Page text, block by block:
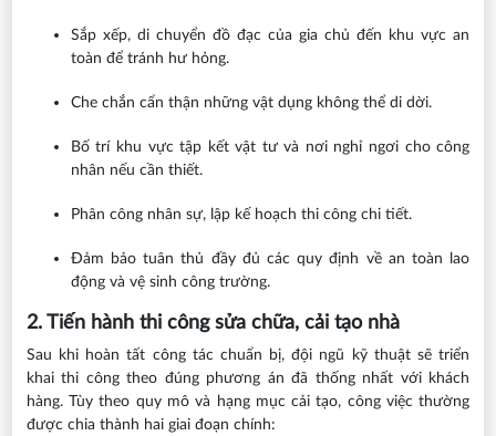
Sắp xếp, di chuyển đồ đạc của gia chủ đến khu vực an
toàn để tránh hư hỏng.
Che chắn cẩn thận những vật dụng không thể di dời.
Bố trí khu vực tập kết vật tư và nơi nghỉ ngơi cho công
nhân nếu cần thiết.
Phân công nhân sự, lập kế hoạch thi công chi tiết.
Đảm bảo tuân thủ đầy đủ các quy định về an toàn lao
động và vệ sinh công trường.
2. Tiến hành thi công sửa chữa, cải tạo nhà
Sau khi hoàn tất công tác chuẩn bị, đội ngũ kỹ thuật sẽ triển
khai thi công theo đúng phương án đã thống nhất với khách
hàng. Tùy theo quy mô và hạng mục cải tạo, công việc thường
được chia thành hai giai đoạn chính: